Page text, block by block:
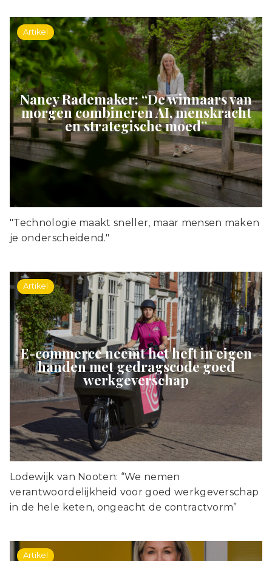
Artikel
Nancy Rademaker: “De winnaars van
morgen combineren AI, menskracht
en strategische moed”
"Technologie maakt sneller, maar mensen maken
je onderscheidend."
Artikel
E-commerce neemt het heft in eigen
handen met gedragscode goed
werkgeverschap
Lodewijk van Nooten: “We nemen
verantwoordelijkheid voor goed werkgeverschap
in de hele keten, ongeacht de contractvorm”
Artikel